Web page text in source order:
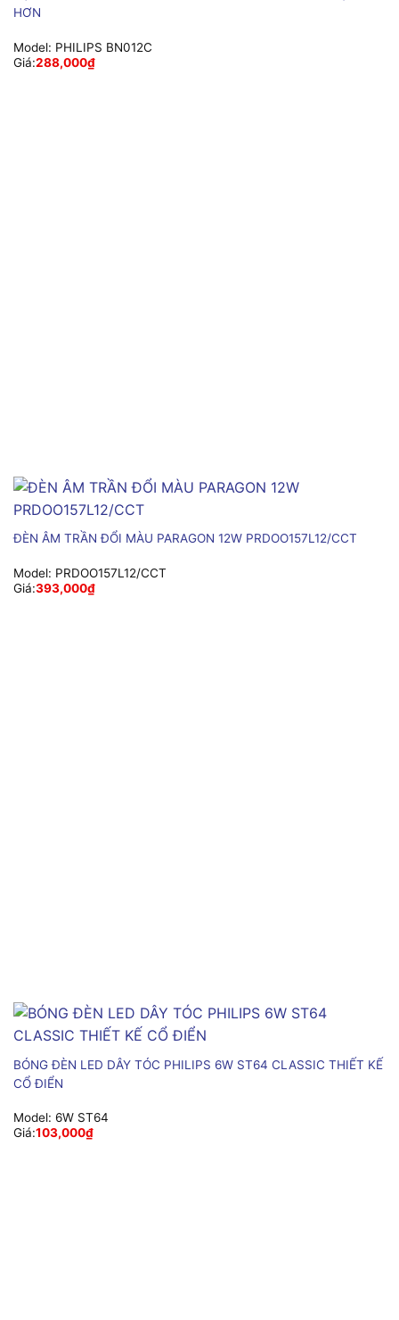
HƠN
Model: PHILIPS BN012C
Giá:288,000₫
ĐÈN ÂM TRẦN ĐỔI MÀU PARAGON 12W PRDOO157L12/CCT
Model: PRDOO157L12/CCT
Giá:393,000₫
BÓNG ĐÈN LED DÂY TÓC PHILIPS 6W ST64 CLASSIC THIẾT KẾ
CỔ ĐIỂN
Model: 6W ST64
Giá:103,000₫